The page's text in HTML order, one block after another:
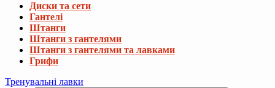
Диски та сети
Гантелі
Штанги
Штанги з гантелями
Штанги з гантелями та лавками
Грифи
Тренувальні лавки